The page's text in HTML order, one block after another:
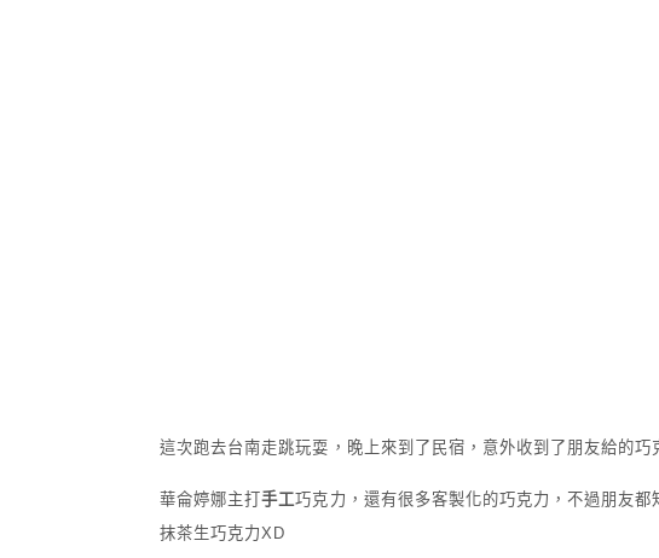
這次跑去台南走跳玩耍，晚上來到了民宿，意外收到了朋友給的
華侖婷娜主打手工巧克力，還有很多客製化的巧克力，不過朋友
抹茶生巧克力XD